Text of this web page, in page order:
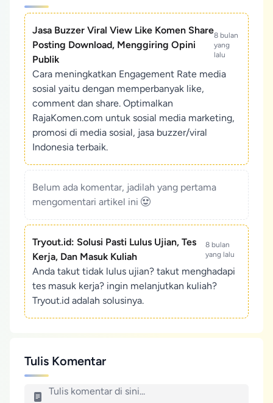
Jasa Buzzer Viral View Like Komen Share
Posting Download, Menggiring Opini
Publik
8 bulan
yang
lalu
Cara meningkatkan Engagement Rate media
sosial yaitu dengan memperbanyak like,
comment dan share. Optimalkan
RajaKomen.com untuk sosial media marketing,
promosi di media sosial, jasa buzzer/viral
Indonesia terbaik.
Belum ada komentar, jadilah yang pertama
mengomentari artikel ini
Tryout.id: Solusi Pasti Lulus Ujian, Tes
Kerja, Dan Masuk Kuliah
8 bulan
yang lalu
Anda takut tidak lulus ujian? takut menghadapi
tes masuk kerja? ingin melanjutkan kuliah?
Tryout.id adalah solusinya.
Tulis Komentar